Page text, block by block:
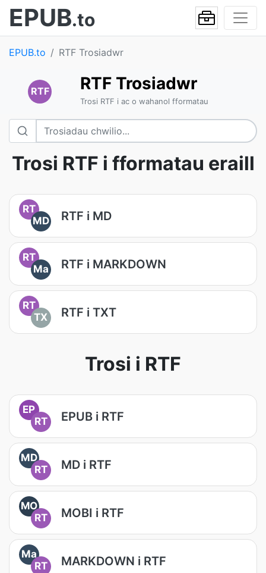
EPUB.to
EPUB.to RTF Trosiadwr
RTF RTF Trosiadwr
Trosi RTF i ac o wahanol fformatau
Trosi RTF i fformatau eraill
RT
MD
RTF i MD
RT
Ma
RTF i MARKDOWN
RT
TX
RTF i TXT
Trosi i RTF
EP
RT
EPUB i RTF
MD
RT
MD i RTF
MO
RT
MOBI i RTF
Ma
RT
MARKDOWN i RTF